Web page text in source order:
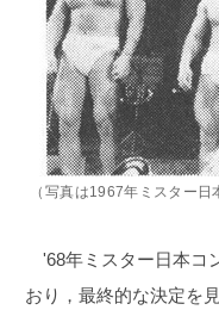
（写真は1967年ミスター日
'68年ミスター日本コ
おり，最終的な決定を見